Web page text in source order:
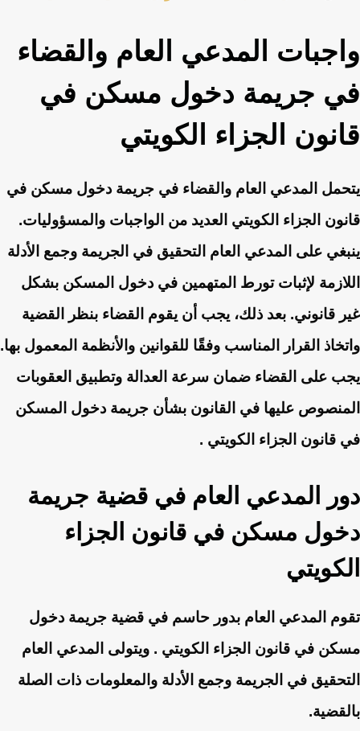
واجبات المدعي العام والقضاء
في جريمة دخول مسكن في
قانون الجزاء الكويتي
يتحمل المدعي العام والقضاء في جريمة دخول مسكن في
قانون الجزاء الكويتي العديد من الواجبات والمسؤوليات.
ينبغي على المدعي العام التحقيق في الجريمة وجمع الأدلة
اللازمة لإثبات تورط المتهمين في دخول المسكن بشكل
غير قانوني. بعد ذلك، يجب أن يقوم القضاء بنظر القضية
واتخاذ القرار المناسب وفقًا للقوانين والأنظمة المعمول بها.
يجب على القضاء ضمان سرعة العدالة وتطبيق العقوبات
المنصوص عليها في القانون بشأن جريمة دخول المسكن
في قانون الجزاء الكويتي .
دور المدعي العام في قضية جريمة
دخول مسكن في قانون الجزاء
الكويتي
تقوم المدعي العام بدور حاسم في قضية جريمة دخول
مسكن في قانون الجزاء الكويتي . ويتولى المدعي العام
التحقيق في الجريمة وجمع الأدلة والمعلومات ذات الصلة
بالقضية.